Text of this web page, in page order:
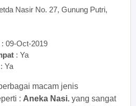
Nasir No. 27, Gunung Putri,
: 09-Oct-2019
: Ya
: Ya
macam jenis
: Aneka Nasi. yang sangat